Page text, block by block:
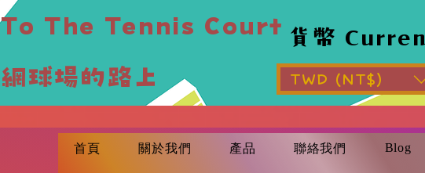
TWD (NT$)
To The Tennis Court
網球場的路上
貨幣
貨幣
首頁 關於我們 產品 ​聯絡我們 Blog